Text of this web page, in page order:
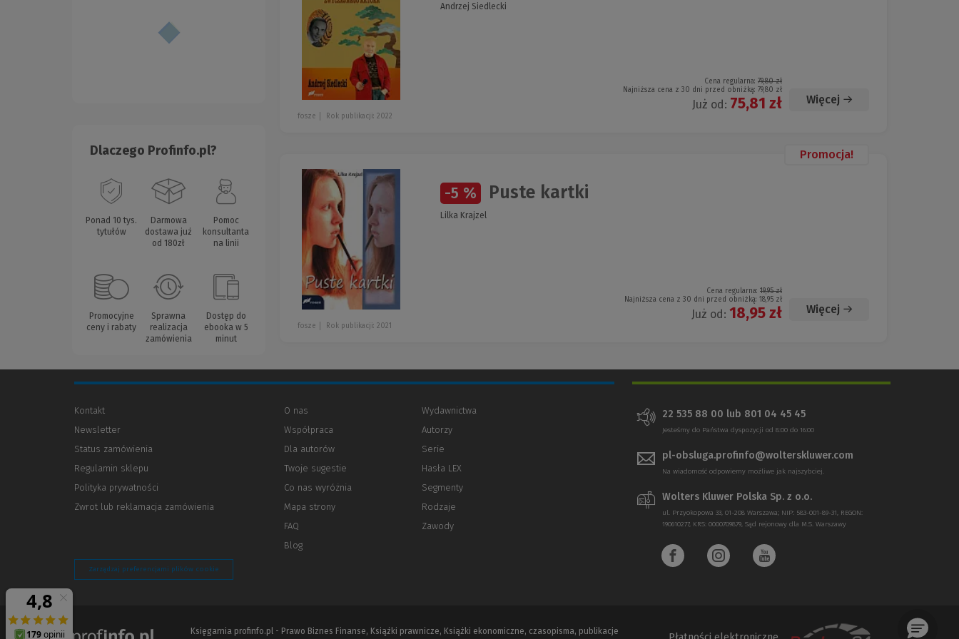
Dlaczego Profinfo.pl?
Ponad 10 tys.
tytułów
Darmowa
dostawa już
od 180zł
Pomoc
konsultanta
na linii
Promocyjne
ceny i rabaty
Sprawna
realizacja
zamówienia
Dostęp do
ebooka w 5
minut
Andrzej Siedlecki
Cena regularna: 79,80 zł
Najniższa cena z 30 dni przed obniżką: 79,80 zł
Już od: 75,81 zł Więcej
fosze Rok publikacji: 2022
Promocja!
-5 % Puste kartki
Lilka Krajzel
Cena regularna: 19,95 zł
Najniższa cena z 30 dni przed obniżką: 18,95 zł
Już od: 18,95 zł Więcej
fosze Rok publikacji: 2021
Kontakt
Newsletter
Status zamówienia
Regulamin sklepu
Polityka prywatności
innej
Zwrot lub reklamacja zamówienia
O nas
Współpraca
Dla autorów
innej
strony)
Twoje sugestie
Co nas wyróżnia
Mapa strony
FAQ
Blog
Wydawnictwa
Autorzy
Serie
Hasła LEX
Segmenty
Rodzaje
Zawody
Zarządzaj preferencjami plików cookie
22 535 88 00 lub 801 04 45 45
Jesteśmy do Państwa dyspozycji od 8:00 do 16:00
pl-obsluga.profinfo@wolterskluwer.com
Na wiadomość odpowiemy możliwe jak najszybciej.
Wolters Kluwer Polska Sp. z o.o.
ul. Przyokopowa 33, 01-208 Warszawa; NIP: 583-001-89-31, REGON:
190610277, KRS: 0000709879, Sąd rejonowy dla M.S. Warszawy
Księgarnia profinfo.pl - Prawo Biznes Finanse, Książki prawnicze, Książki ekonomiczne, czasopisma, publikacje